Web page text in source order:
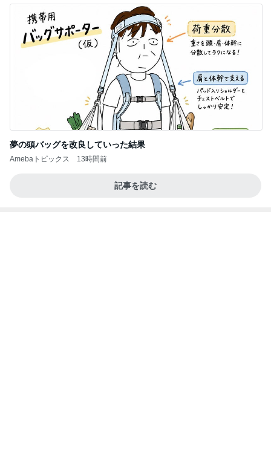
夢の頭バッグを改良していった結果
Amebaトピックス 13時間前
記事を読む